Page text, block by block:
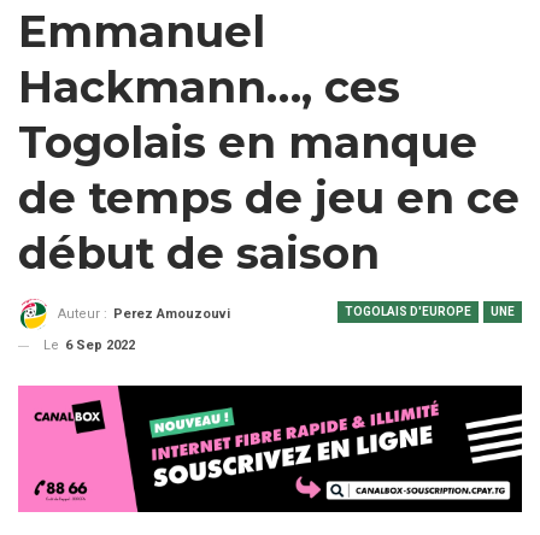
Emmanuel
Hackmann…, ces
Togolais en manque
de temps de jeu en ce
début de saison
TOGOLAIS D'EUROPE UNE
Auteur :
Perez Amouzouvi
Le 6 Sep 2022